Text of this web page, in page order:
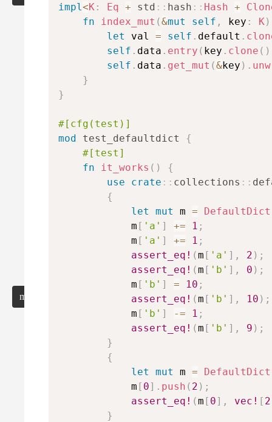
misc
impl<K : Eq + std :: hash :: Hash +
fn
index_mut (&mut self , key : K)
let
val = self . default .
self . data . entry ( key . clone ( )
self . data . get_mut (&key ) .
}
}
#[cfg(test)]
mod
test_defaultdict
{
#[test]
fn
it_works ( )
{
use
crate :: collections ::
{
let
mut m = DefaultDict
            m
[ 'a' ] += 1 ;
            m
[ 'a' ] += 1 ;
assert_eq! (m [ 'a' ] , 2 ) ;
assert_eq! (m [ 'b' ] , 0 ) ;
            m
[ 'b' ] = 10 ;
assert_eq! (m [ 'b' ] , 10 ) ;
            m
[ 'b' ] -= 1 ;
assert_eq! (m [ 'b' ] , 9 ) ;
}
{
let
mut m = DefaultDict
            m
[ 0] . push ( 2 ) ;
assert_eq! (m [ 0] , vec! [ 2
}